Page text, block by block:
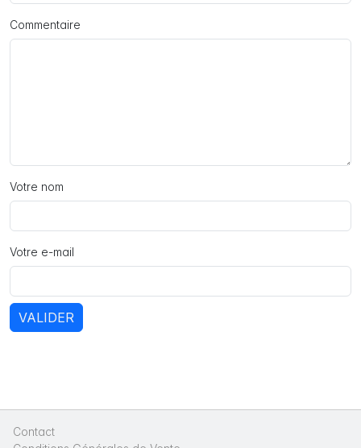
Commentaire
Votre nom
Votre e-mail
VALIDER
Contact